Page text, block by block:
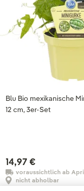
Blu Bio mexikanische
12 cm, 3er-Set
14,97 €
voraussichtlich ab
nicht abholbar